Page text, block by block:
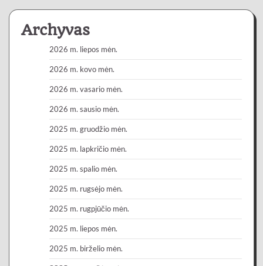
Archyvas
2026 m. liepos mėn.
2026 m. kovo mėn.
2026 m. vasario mėn.
2026 m. sausio mėn.
2025 m. gruodžio mėn.
2025 m. lapkričio mėn.
2025 m. spalio mėn.
2025 m. rugsėjo mėn.
2025 m. rugpjūčio mėn.
2025 m. liepos mėn.
2025 m. birželio mėn.